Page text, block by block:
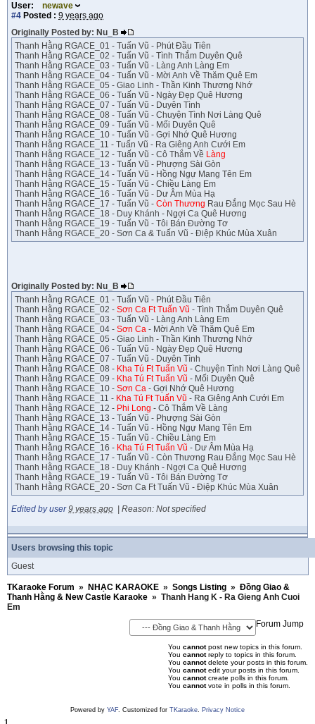
User:
newave
#4 Posted : 9 years ago
Originally Posted by: Nu_B
Thanh Hằng RGACE_01 - Tuấn Vũ - Phút Đầu Tiên
Thanh Hằng RGACE_02 - Tuấn Vũ - Tình Thắm Duyên Quê
Thanh Hằng RGACE_03 - Tuấn Vũ - Làng Anh Làng Em
Thanh Hằng RGACE_04 - Tuấn Vũ - Mời Anh Về Thăm Quê Em
Thanh Hằng RGACE_05 - Giao Linh - Thần Kinh Thương Nhớ
Thanh Hằng RGACE_06 - Tuấn Vũ - Ngày Đẹp Quê Hương
Thanh Hằng RGACE_07 - Tuấn Vũ - Duyên Tình
Thanh Hằng RGACE_08 - Tuấn Vũ - Chuyện Tình Nơi Làng Quê
Thanh Hằng RGACE_09 - Tuấn Vũ - Mối Duyên Quê
Thanh Hằng RGACE_10 - Tuấn Vũ - Gợi Nhớ Quê Hương
Thanh Hằng RGACE_11 - Tuấn Vũ - Ra Giêng Anh Cưới Em
Thanh Hằng RGACE_12 - Tuấn Vũ - Cô Thắm Về Làng
Thanh Hằng RGACE_13 - Tuấn Vũ - Phượng Sài Gòn
Thanh Hằng RGACE_14 - Tuấn Vũ - Hồng Ngự Mang Tên Em
Thanh Hằng RGACE_15 - Tuấn Vũ - Chiều Làng Em
Thanh Hằng RGACE_16 - Tuấn Vũ - Dư Âm Mùa Hạ
Thanh Hằng RGACE_17 - Tuấn Vũ - Còn Thương Rau Đắng Mọc Sau Hè
Thanh Hằng RGACE_18 - Duy Khánh - Ngợi Ca Quê Hương
Thanh Hằng RGACE_19 - Tuấn Vũ - Tôi Bán Đường Tơ
Thanh Hằng RGACE_20 - Sơn Ca & Tuấn Vũ - Điệp Khúc Mùa Xuân
Originally Posted by: Nu_B
Thanh Hằng RGACE_01 - Tuấn Vũ - Phút Đầu Tiên
Thanh Hằng RGACE_02 - Sơn Ca Ft Tuấn Vũ - Tình Thắm Duyên Quê
Thanh Hằng RGACE_03 - Tuấn Vũ - Làng Anh Làng Em
Thanh Hằng RGACE_04 - Sơn Ca - Mời Anh Về Thăm Quê Em
Thanh Hằng RGACE_05 - Giao Linh - Thần Kinh Thương Nhớ
Thanh Hằng RGACE_06 - Tuấn Vũ - Ngày Đẹp Quê Hương
Thanh Hằng RGACE_07 - Tuấn Vũ - Duyên Tình
Thanh Hằng RGACE_08 - Kha Tú Ft Tuấn Vũ - Chuyện Tình Nơi Làng Quê
Thanh Hằng RGACE_09 - Kha Tú Ft Tuấn Vũ - Mối Duyên Quê
Thanh Hằng RGACE_10 - Sơn Ca - Gợi Nhớ Quê Hương
Thanh Hằng RGACE_11 - Kha Tú Ft Tuấn Vũ - Ra Giêng Anh Cưới Em
Thanh Hằng RGACE_12 - Phi Long - Cô Thắm Về Làng
Thanh Hằng RGACE_13 - Tuấn Vũ - Phượng Sài Gòn
Thanh Hằng RGACE_14 - Tuấn Vũ - Hồng Ngự Mang Tên Em
Thanh Hằng RGACE_15 - Tuấn Vũ - Chiều Làng Em
Thanh Hằng RGACE_16 - Kha Tú Ft Tuấn Vũ - Dư Âm Mùa Hạ
Thanh Hằng RGACE_17 - Tuấn Vũ - Còn Thương Rau Đắng Mọc Sau Hè
Thanh Hằng RGACE_18 - Duy Khánh - Ngợi Ca Quê Hương
Thanh Hằng RGACE_19 - Tuấn Vũ - Tôi Bán Đường Tơ
Thanh Hằng RGACE_20 - Sơn Ca Ft Tuấn Vũ - Điệp Khúc Mùa Xuân
Edited by user 9 years ago Reason: Not specified
Users browsing this topic
Guest
TKaraoke Forum » NHẠC KARAOKE » Songs Listing » Đồng Giao &
Thanh Hằng & New Castle Karaoke » Thanh Hang K - Ra Gieng Anh Cuoi
Em
Forum Jump
You cannotpost new topics in this forum.
You cannotreply to topics in this forum.
You cannotdelete your posts in this forum.
You cannotedit your posts in this forum.
You cannotcreate polls in this forum.
You cannotvote in polls in this forum.
Powered by YAF. Customized for TKaraoke. Privacy Notice